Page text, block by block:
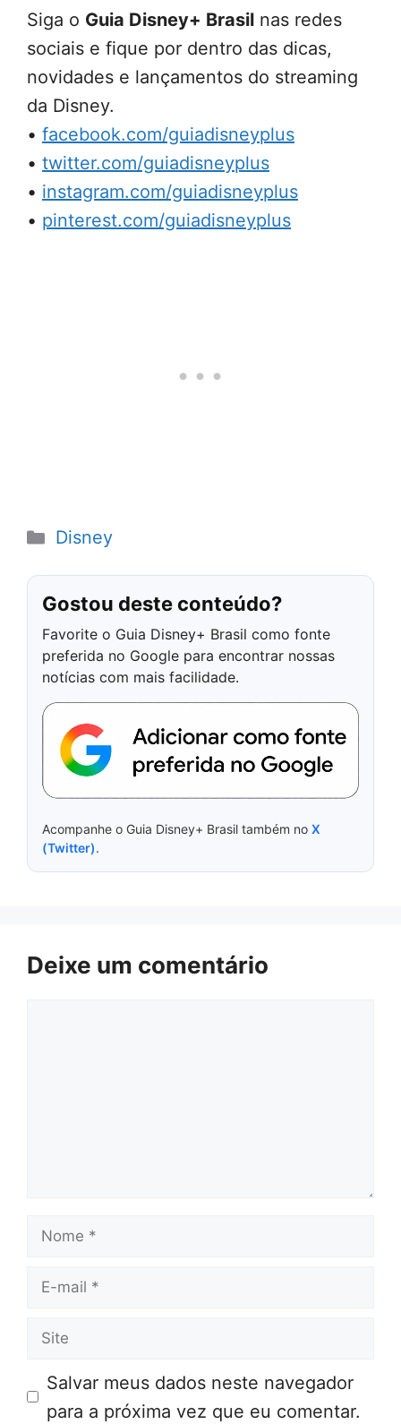
Siga o Guia Disney+ Brasil nas redes
sociais e fique por dentro das dicas,
novidades e lançamentos do streaming
da Disney.
• facebook.com/guiadisneyplus
• twitter.com/guiadisneyplus
• instagram.com/guiadisneyplus
• pinterest.com/guiadisneyplus
Categorias
Disney
Gostou deste conteúdo?
Favorite o Guia Disney+ Brasil como fonte
preferida no Google para encontrar nossas
notícias com mais facilidade.
Acompanhe o Guia Disney+ Brasil também no X
(Twitter).
Deixe um comentário
Nome
E-
Site
Salvar meus dados neste navegador
para a próxima vez que eu comentar.